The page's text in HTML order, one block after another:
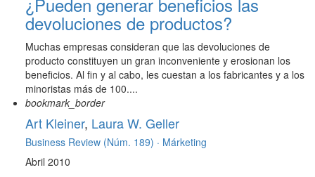
devoluciones de productos?
Muchas empresas consideran que las devoluciones de
producto constituyen un gran inconveniente y erosionan los
beneficios. Al fin y al cabo, les cuestan a los fabricantes y a los
minoristas más de 100....
bookmark_border
Art Kleiner, Laura W. Geller
Business Review (Núm. 189) · Márketing
Abril 2010